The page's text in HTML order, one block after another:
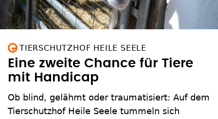
TIERSCHUTZHOF HEILE SEELE
Eine zweite Chance für Tiere
mit Handicap
Ob blind, gelähmt oder traumatisiert: Auf dem
Tierschutzhof Heile Seele tummeln sich